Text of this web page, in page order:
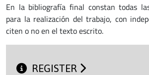
En la bibliografía final constan todas
para la realización del trabajo, con
citen o no en el texto escrito.
REGISTER